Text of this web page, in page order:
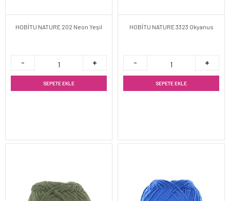
HOBİTU NATURE 202 Neon Yeşil
SEPETE EKLE
HOBİTU NATURE 3323 Okyanus
SEPETE EKLE